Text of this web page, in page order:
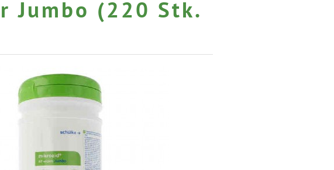
Jumbo (220 Stk.